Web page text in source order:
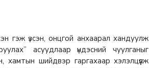
гэж үзсэн, онцгой анхаарал хандуулж
асуудлаар үндэсний чуулганыг
хамтын шийдвэр гаргахаар хэлэлцүүлж